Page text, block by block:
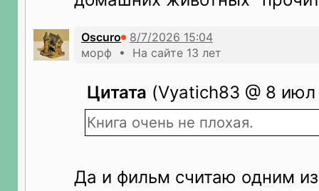
Oscuro
морф • На сайте 13 лет
Цитата (Vyatich83 @ 8
Книга очень не плохая.
Да и фильм считаю одним